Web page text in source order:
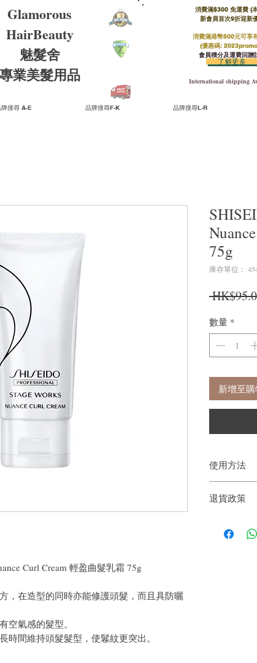
Glamorous
HairBeauty
魅髮舍
​​專業美髮用品
消費滿$300 免運費 (本
新會員首次9折迎新
消費滿港幣500元可享
(優惠碼:
會員積分及運費回贈
International shipping
了解更多
牌搜尋 A-E 品牌搜尋F-K 品牌搜尋L-R
Curl Cream 輕盈曲髮乳霜 75g
，在造型的同時亦能修護頭髮，而且具防曬
空氣感的髮型。
時間維持頭髮髮型，使鬈紋更突出。
75g
庫存單位：
數量 *
新增至
使用方法
風罩把頭髮罩
退貨政策
戶。首先，